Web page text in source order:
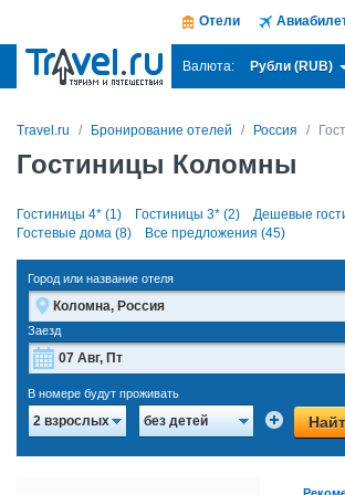
Отели
Валюта: Рубли (RUB)
Travel.ru Бронирование отелей Россия
Гостиницы Коломны
Гостиницы 4* (1) Гостиницы 3* (2) Дешевые
Гостевые дома (8)
Все предложения (45)
Город или название отеля
Заезд
Пн Вт Ср Чт Пт Сб
27 28 29 30 1
В номере будут проживать
2 взрослых без детей